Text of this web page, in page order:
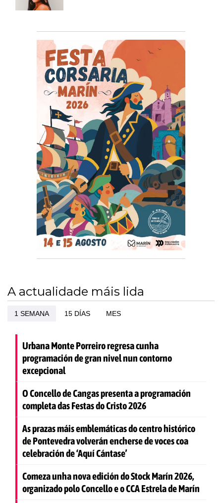
A actualidade máis lida
1 SEMANA 15 DÍAS MES
Urbana Monte Porreiro regresa cunha
programación de gran nivel nun contorno
excepcional
O Concello de Cangas presenta a programación
completa das Festas do Cristo 2026
As prazas máis emblemáticas do centro histórico
de Pontevedra volverán encherse de voces coa
celebración de ‘Aquí Cántase’
Comeza unha nova edición do Stock Marín 2026,
organizado polo Concello e o CCA Estrela de Marín